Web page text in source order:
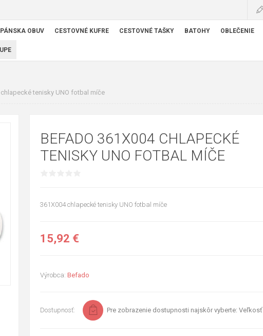
PÁNSKA OBUV CESTOVNÉ KUFRE CESTOVNÉ TAŠKY BATOHY OBLEČENIE
chlapecké tenisky UNO fotbal míče
BEFADO 361X004 CHLAPECKÉ
TENISKY UNO FOTBAL MÍČE
361X004 chlapecké tenisky UNO fotbal míče
15,92 €
Výrobca: Befado
Dostupnosť: Pre zobrazenie dostupnosti najskôr vyberte: Veľkosť